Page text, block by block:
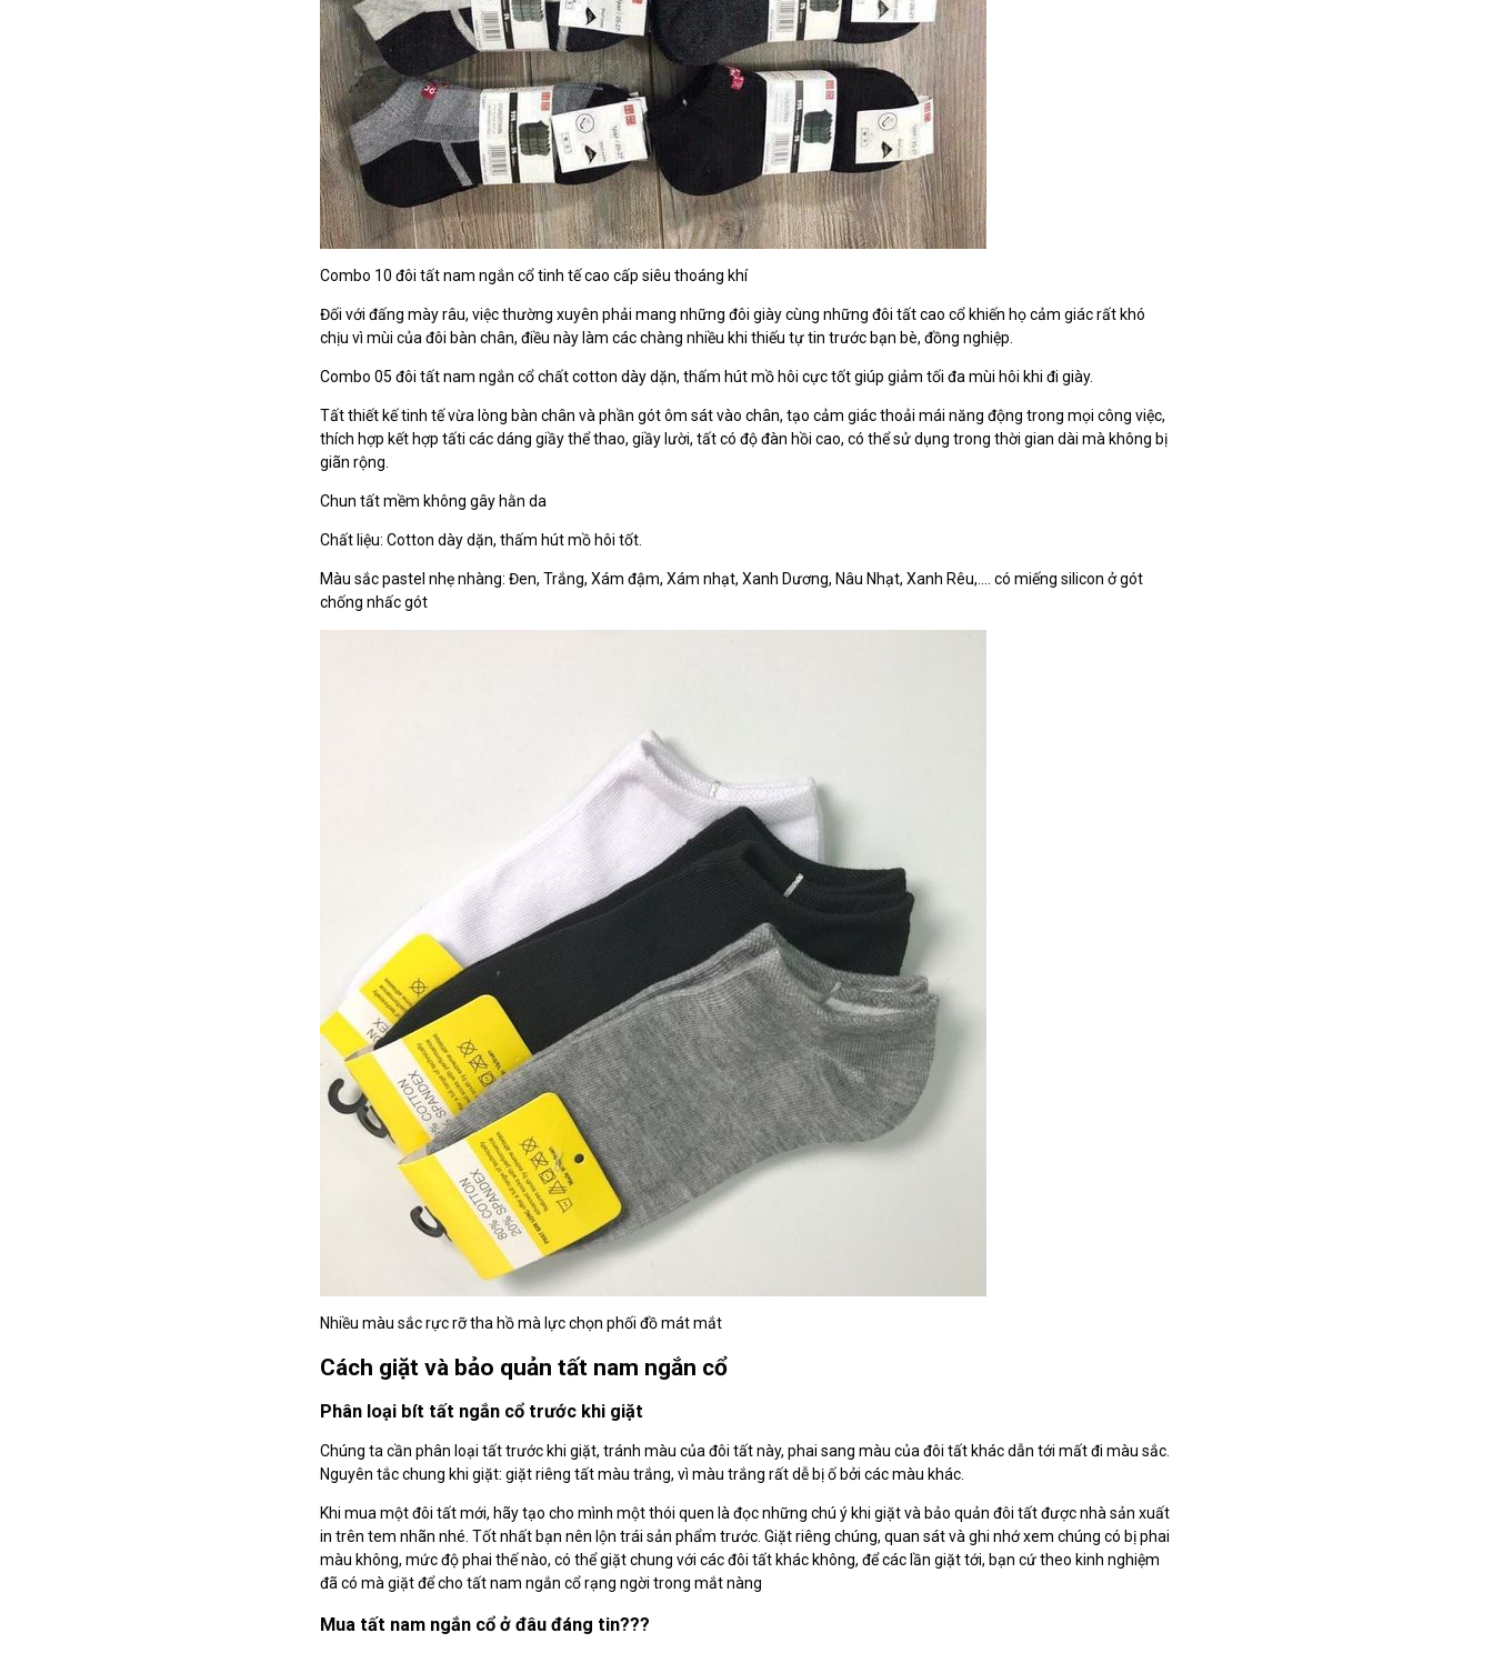
Combo 10 đôi tất nam ngắn cổ tinh tế cao cấp siêu thoáng khí
Đối với đấng mày râu, việc thường xuyên phải mang những đôi giày cùng những đôi tất cao cổ khiến họ cảm giác rất khó
chịu vì mùi của đôi bàn chân, điều này làm các chàng nhiều khi thiếu tự tin trước bạn bè, đồng nghiệp.
Combo 05 đôi tất nam ngắn cổ chất cotton dày dặn, thấm hút mồ hôi cực tốt giúp giảm tối đa mùi hôi khi đi giày.
Tất thiết kế tinh tế vừa lòng bàn chân và phần gót ôm sát vào chân, tạo cảm giác thoải mái năng động trong mọi công việc,
thích hợp kết hợp tấti các dáng giầy thể thao, giầy lười, tất có độ đàn hồi cao, có thể sử dụng trong thời gian dài mà không bị
giãn rộng.
Chun tất mềm không gây hằn da
Chất liệu: Cotton dày dặn, thấm hút mồ hôi tốt.
Màu sắc pastel nhẹ nhàng: Đen, Trắng, Xám đậm, Xám nhạt, Xanh Dương, Nâu Nhạt, Xanh Rêu,…. có miếng silicon ở gót
chống nhấc gót
Nhiều màu sắc rực rỡ tha hồ mà lực chọn phối đồ mát mắt
Cách giặt và bảo quản tất nam ngắn cổ
Phân loại bít tất ngắn cổ trước khi giặt
Chúng ta cần phân loại tất trước khi giặt, tránh màu của đôi tất này, phai sang màu của đôi tất khác dẫn tới mất đi màu sắc.
Nguyên tắc chung khi giặt: giặt riêng tất màu trắng, vì màu trắng rất dễ bị ố bởi các màu khác.
Khi mua một đôi tất mới, hãy tạo cho mình một thói quen là đọc những chú ý khi giặt và bảo quản đôi tất được nhà sản xuất
in trên tem nhãn nhé. Tốt nhất bạn nên lộn trái sản phẩm trước. Giặt riêng chúng, quan sát và ghi nhớ xem chúng có bị phai
màu không, mức độ phai thế nào, có thể giặt chung với các đôi tất khác không, để các lần giặt tới, bạn cứ theo kinh nghiệm
đã có mà giặt để cho tất nam ngắn cổ rạng ngời trong mắt nàng
Mua tất nam ngắn cổ ở đâu đáng tin???